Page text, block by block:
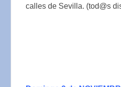
calles de Sevilla. (tod@s